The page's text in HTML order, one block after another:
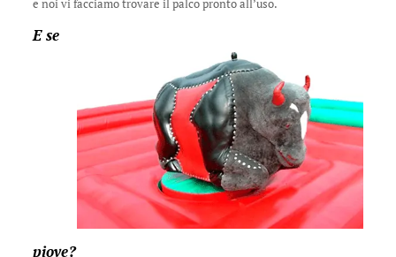
e noi vi facciamo trovare il palco pronto all’uso.
E se
piove?